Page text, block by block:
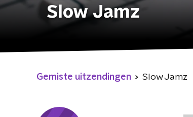
Slow Jamz
Gemiste uitzendingen Slow Jamz